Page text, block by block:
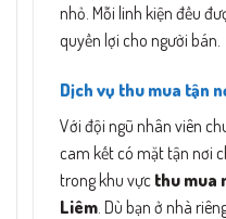
nhỏ. Mỗi linh kiện đều
quyền lợi cho người bán.
Dịch vụ thu mua tận
Với đội ngũ nhân viên
cam kết có mặt tận nơi
trong khu vực thu mua
Liêm . Dù bạn ở nhà